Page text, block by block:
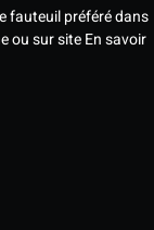
fauteuil préféré dans
ou sur siteEn savoir